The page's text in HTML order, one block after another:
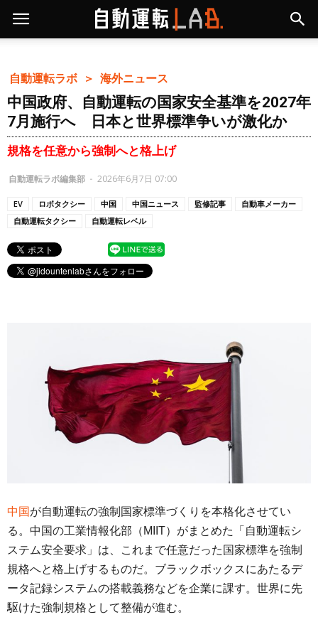
自動運転ラボ ＞ 海外ニュース
中国政府、自動運転の国家安全基準を2027年
7月施行へ 日本と世界標準争いが激化か
規格を任意から強制へと格上げ
自動運転ラボ編集部 - 2026年6月7日 07:00
EV ロボタクシー 中国 中国ニュース 監修記事
自動車メーカー
自動運転タクシー
自動運転レベル
中国 が自動運転の強制国家標準づくりを本格化させてい
る。中国の工業情報化部（MIIT）がまとめた「自動運転シ
ステム安全要求」は、これまで任意だった国家標準を強制
規格へと格上げするものだ。ブラックボックスにあたるデ
ータ記録システムの搭載義務などを企業に課す。世界に先
駆けた強制規格として整備が進む。